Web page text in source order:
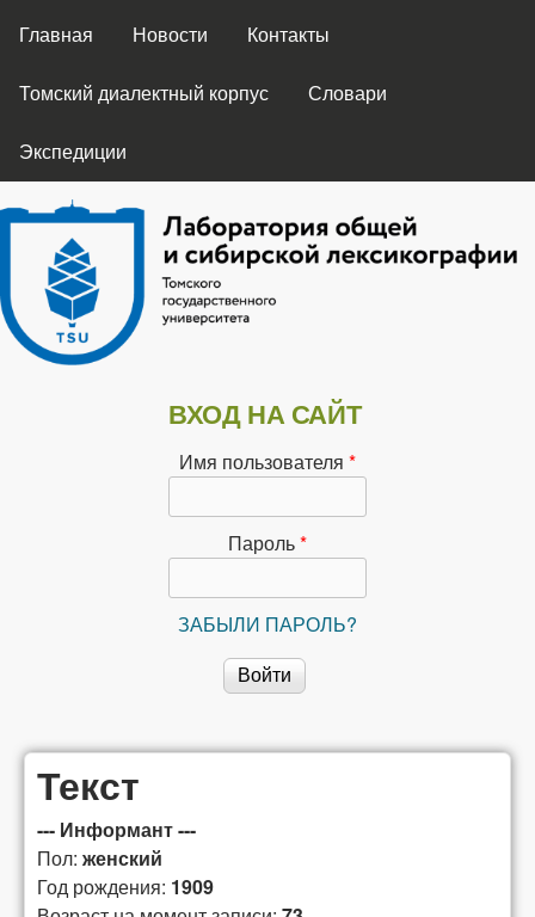
ГЛАВНОЕ МЕНЮ
Главная Новости Контакты
Томский диалектный корпус Словари
Экспедиции
Лаборатория
общей и
сибирской
лексикографии
ВХОД НА САЙТ
Имя пользователя *
Пароль*
ЗАБЫЛИ ПАРОЛЬ?
Текст
--- Информант ---
Пол: женский
Год рождения: 1909